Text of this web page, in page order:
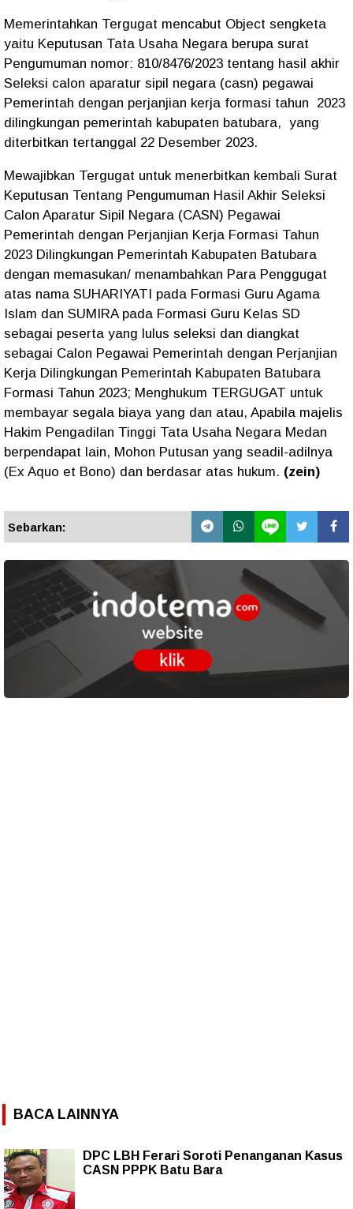
Memerintahkan Tergugat mencabut Object sengketa
yaitu Keputusan Tata Usaha Negara berupa surat
Pengumuman nomor: 810/8476/2023 tentang hasil akhir
Seleksi calon aparatur sipil negara (casn) pegawai
Pemerintah dengan perjanjian kerja formasi tahun 2023
dilingkungan pemerintah kabupaten batubara, yang
diterbitkan tertanggal 22 Desember 2023.
Mewajibkan Tergugat untuk menerbitkan kembali Surat
Keputusan Tentang Pengumuman Hasil Akhir Seleksi
Calon Aparatur Sipil Negara (CASN) Pegawai
Pemerintah dengan Perjanjian Kerja Formasi Tahun
2023 Dilingkungan Pemerintah Kabupaten Batubara
dengan memasukan/ menambahkan Para Penggugat
atas nama SUHARIYATI pada Formasi Guru Agama
Islam dan SUMIRA pada Formasi Guru Kelas SD
sebagai peserta yang lulus seleksi dan diangkat
sebagai Calon Pegawai Pemerintah dengan Perjanjian
Kerja Dilingkungan Pemerintah Kabupaten Batubara
Formasi Tahun 2023; Menghukum TERGUGAT untuk
membayar segala biaya yang dan atau, Apabila majelis
Hakim Pengadilan Tinggi Tata Usaha Negara Medan
berpendapat lain, Mohon Putusan yang seadil-adilnya
(Ex Aquo et Bono) dan berdasar atas hukum. (zein)
Sebarkan:
BACA LAINNYA
DPC LBH Ferari Soroti Penanganan Kasus
CASN PPPK Batu Bara